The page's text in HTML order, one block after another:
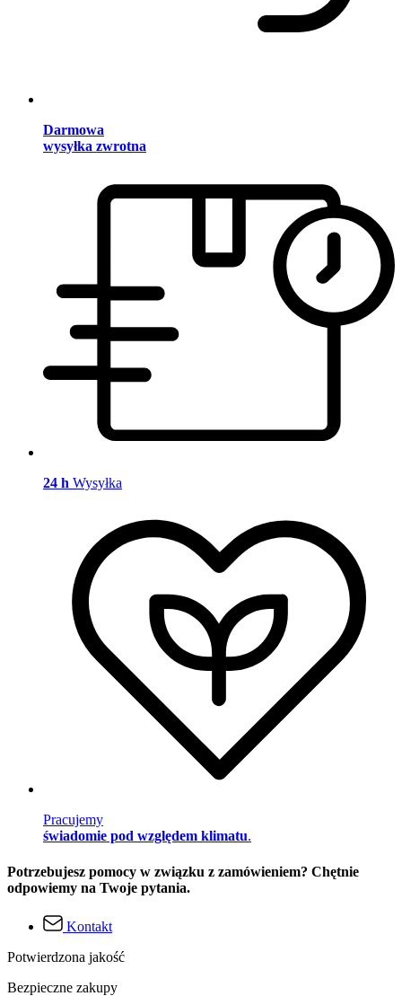
Darmowa
wysyłka zwrotna
24 h Wysyłka
Pracujemy
świadomie pod względem klimatu.
Potrzebujesz pomocy w związku z zamówieniem? Chętnie
odpowiemy na Twoje pytania.
Kontakt
Potwierdzona jakość
Bezpieczne zakupy